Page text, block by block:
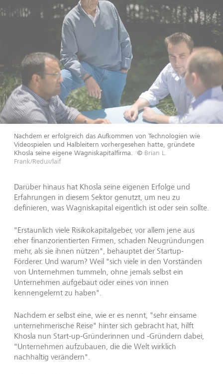
Nachdem er erfolgreich das Aufkommen von Technologien wie
Videospielen und Halbleitern vorhergesehen hatte, gründete
Khosla seine eigene Wagniskapitalfirma. © Brian L.
Frank/Redux/laif
Darüber hinaus hat Khosla seine eigenen Erfolge und
Erfahrungen in diesem Sektor genutzt, um neu zu
definieren, was Wagniskapital eigentlich ist oder sein sollte.
"Erstaunlich viele Risikokapitalgeber, vor allem jene aus
eher finanzorientierten Firmen, schaden Neugründungen
mehr, als sie ihnen nützen", behauptet der Startup-
Förderer. Und warum? Weil "sich viele in den Vorständen
von Unternehmen tummeln, ohne jemals selbst ein
Unternehmen aufgebaut oder eines von innen
kennengelernt zu haben".
Nachdem er selbst eine, wie er es nennt, "sehr einsame
unternehmerische Reise" hinter sich gebracht hat, hilft
Khosla nun Start-up-Gründerinnen und -Gründern dabei,
"Unternehmen aufzubauen, die die Welt wirklich
nachhaltig verändern".